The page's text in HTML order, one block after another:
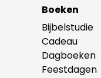
Boeken
Bijbelstudie
Cadeau
Dagboeken
Feestdagen